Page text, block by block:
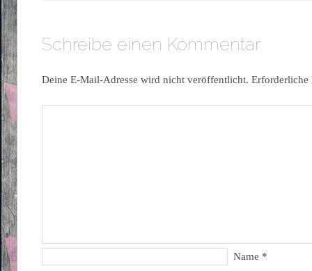
Schreibe einen Kommentar
Deine E-Mail-Adresse wird nicht veröffentlicht.
Name *